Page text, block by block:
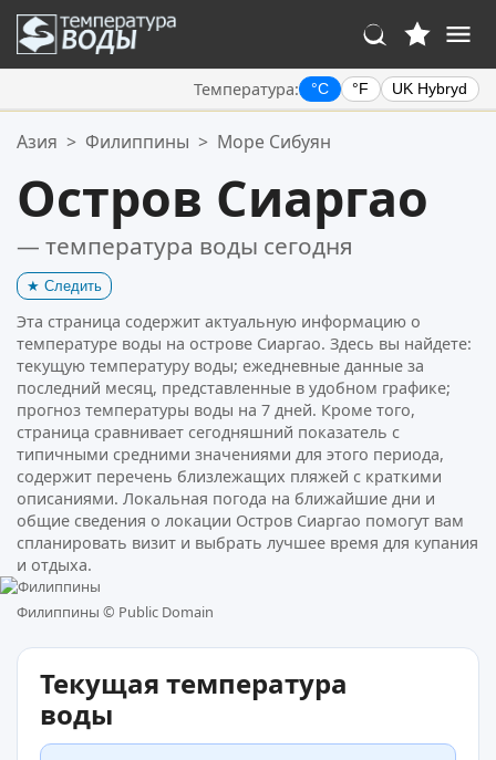
Температура: °C °F UK Hybryd
Ваше избранное:
Азия > Филиппины > Море Сибуян
Остров Сиаргао
— температура воды сегодня
★ Следить
Эта страница содержит актуальную информацию о
температуре воды на острове Сиаргао. Здесь вы найдете:
текущую температуру воды; ежедневные данные за
последний месяц, представленные в удобном графике;
прогноз температуры воды на 7 дней. Кроме того,
страница сравнивает сегодняшний показатель с
типичными средними значениями для этого периода,
содержит перечень близлежащих пляжей с краткими
описаниями. Локальная погода на ближайшие дни и
общие сведения о локации Остров Сиаргао помогут вам
спланировать визит и выбрать лучшее время для купания
и отдыха.
Филиппины © Public Domain
Текущая температура
воды